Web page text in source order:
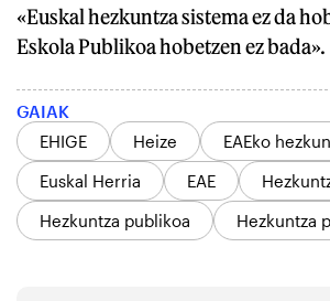
«Euskal hezkuntza sistema ez da
Eskola Publikoa hobetzen ez bada».
GAIAK
EHIGE
Heize
EAEko
Euskal Herria
EAE
Hezkuntza publikoa
Hezkuntza